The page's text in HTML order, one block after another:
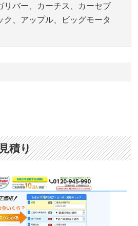
リバー、カーチス、カーセブ
ク、アップル、ビッグモータ
積り